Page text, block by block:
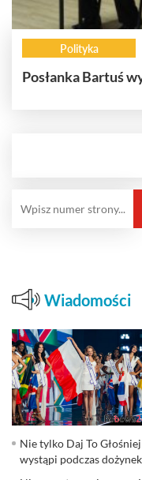
Polityka
Posłanka Bartuś
Wiadomości
Nie tylko Daj To
wystąpi podczas